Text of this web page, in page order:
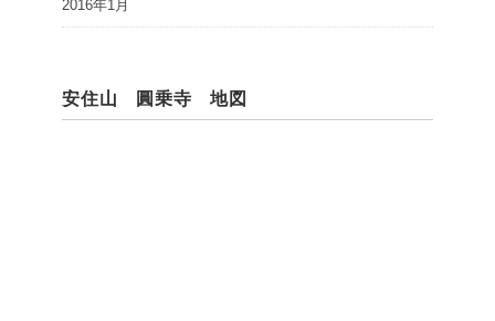
2016年1月
安住山 圓乗寺 地図